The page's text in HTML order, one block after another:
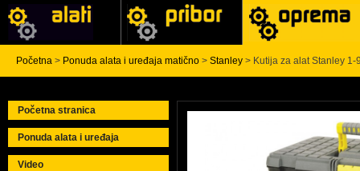
Početna > Ponuda alata i uređaja matično > Stanley > Kutija za alat Stanley 1-
Početna stranica
Ponuda alata i uređaja
Video